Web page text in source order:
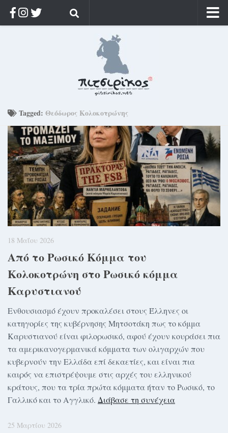
Ρίζα & Διάρκεια
Στοχασμοί & αποφθέγματα
Διαφήμιση
Γίνετε συνδρομητής
Μόνο για συνδρομητές
Log in
Tagged: Θεόδωρος Κολοκοτρώνης
18 Μαΐου 2026
Από το Ρωσικό Κόμμα του
Κολοκοτρώνη στο Ρωσικό κόμμα
Καρυστιανού
Ενθουσιασμό έχουν προκαλέσει στους Έλληνες οι
κατηγορίες της κυβέρνησης Μητσοτάκη πως το κόμμα
Καρυστιανού είναι φιλορωσικό, αφού έχουν κουράσει πια
τα αμερικανογερμανικά κόμματα των ολιγαρχών που
κυβερνούν την Ελλάδα επί δεκαετίες, και είναι πια
καιρός να επιστρέψουμε στις αρχές του ελληνικού
κράτους, που τα τρία πρώτα κόμματα ήταν το Ρωσικό, το
Γαλλικό και το Αγγλικό. Διάβασε τη συνέχεια
25 Μαρτίου 2026